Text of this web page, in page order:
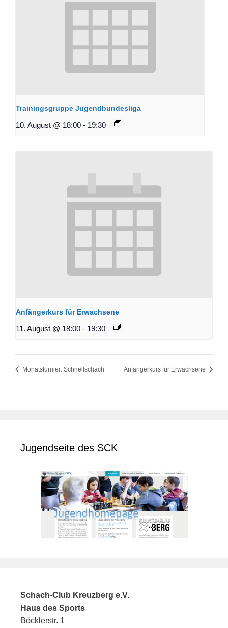
Trainingsgruppe Jugendbundesliga
10. August @ 18:00 - 19:30
Anfängerkurs für Erwachsene
11. August @ 18:00 - 19:30
Monatsturnier: Schnellschach Anfängerkurs für Erwachsene
Jugendseite des SCK
Schach-Club Kreuzberg e.V.
Haus des Sports
Böcklerstr. 1